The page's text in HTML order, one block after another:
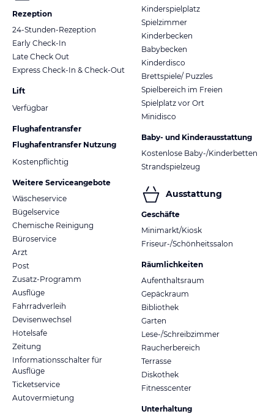
Rezeption
24-Stunden-Rezeption
Early Check-In
Late Check Out
Express Check-In & Check-Out
Lift
Verfügbar
Flughafentransfer
Flughafentransfer Nutzung
Kostenpflichtig
Weitere Serviceangebote
Wäscheservice
Bügelservice
Chemische Reinigung
Büroservice
Arzt
Post
Zusatz-Programm
Ausflüge
Fahrradverleih
Devisenwechsel
Hotelsafe
Zeitung
Informationsschalter für
Ausflüge
Ticketservice
Autovermietung
Kinderspielplatz
Spielzimmer
Kinderbecken
Babybecken
Kinderdisco
Brettspiele/ Puzzles
Spielbereich im Freien
Spielplatz vor Ort
Minidisco
Baby- und Kinderausstattung
Kostenlose Baby-/Kinderbetten
Strandspielzeug
Ausstattung
Geschäfte
Minimarkt/Kiosk
Friseur-/Schönheitssalon
Räumlichkeiten
Aufenthaltsraum
Gepäckraum
Bibliothek
Garten
Lese-/Schreibzimmer
Raucherbereich
Terrasse
Diskothek
Fitnesscenter
Unterhaltung